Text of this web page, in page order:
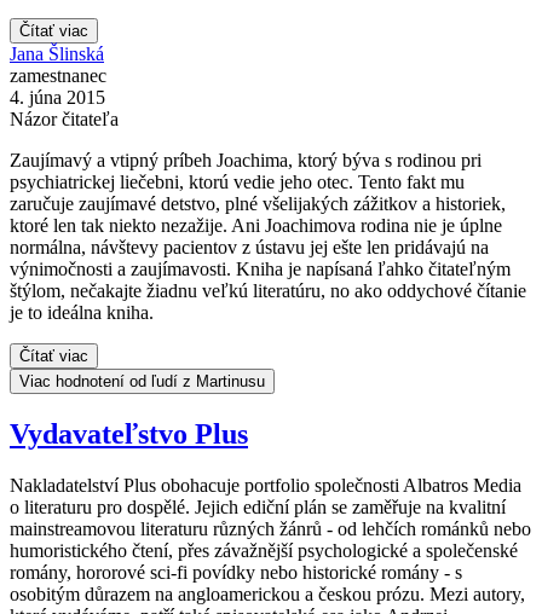
Čítať viac
Jana Šlinská
zamestnanec
4. júna 2015
Názor čitateľa
Zaujímavý a vtipný príbeh Joachima, ktorý býva s rodinou pri
psychiatrickej liečebni, ktorú vedie jeho otec. Tento fakt mu
zaručuje zaujímavé detstvo, plné všelijakých zážitkov a historiek,
ktoré len tak niekto nezažije. Ani Joachimova rodina nie je úplne
normálna, návštevy pacientov z ústavu jej ešte len pridávajú na
výnimočnosti a zaujímavosti. Kniha je napísaná ľahko čitateľným
štýlom, nečakajte žiadnu veľkú literatúru, no ako oddychové čítanie
je to ideálna kniha.
Čítať viac
Viac hodnotení od ľudí z Martinusu
Vydavateľstvo Plus
Nakladatelství Plus obohacuje portfolio společnosti Albatros Media
o literaturu pro dospělé. Jejich ediční plán se zaměřuje na kvalitní
mainstreamovou literaturu různých žánrů - od lehčích románků nebo
humoristického čtení, přes závažnější psychologické a společenské
romány, hororové sci-fi povídky nebo historické romány - s
osobitým důrazem na angloamerickou a českou prózu. Mezi autory,